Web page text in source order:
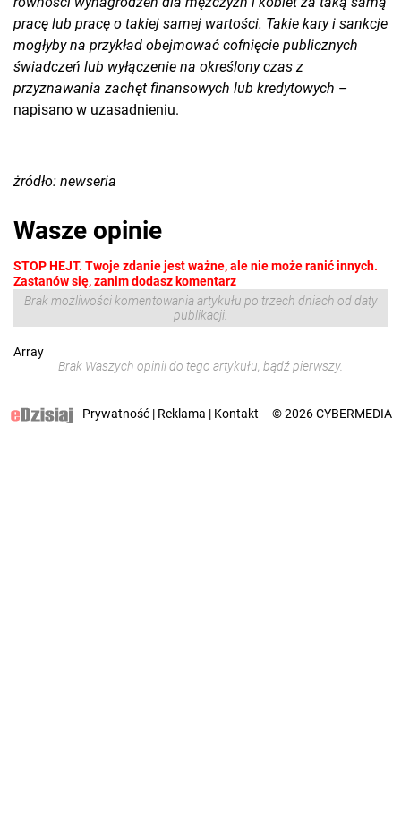
pracę lub pracę o takiej samej wartości. Takie kary i sankcje
mogłyby na przykład obejmować cofnięcie publicznych
świadczeń lub wyłączenie na określony czas z
przyznawania zachęt finansowych lub kredytowych –
napisano w uzasadnieniu.
żródło: newseria
Wasze opinie
STOP HEJT. Twoje zdanie jest ważne, ale nie może ranić innych.
Zastanów się, zanim dodasz komentarz
Brak możliwości komentowania artykułu po trzech dniach od daty
publikacji.
Array
Brak Waszych opinii do tego artykułu, bądź pierwszy.
Prywatność| Reklama | Kontakt © 2026CYBERMEDIA